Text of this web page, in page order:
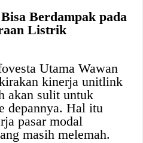
Berdampak pada
Listrik
Utama Wawan
kinerja unitlink
akan sulit untuk
depannya. Hal itu
pasar modal
masih melemah.